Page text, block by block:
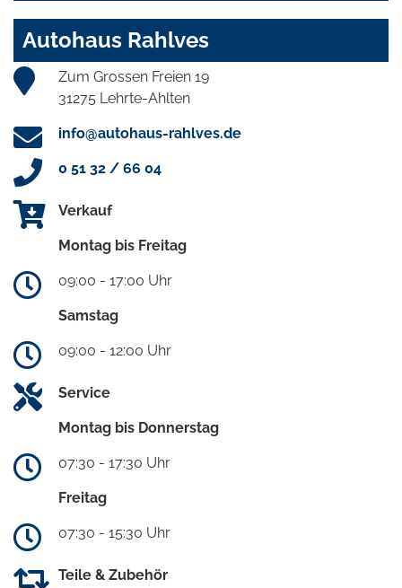
Autohaus Rahlves
Zum Grossen Freien 19
31275 Lehrte-Ahlten
info@autohaus-rahlves.de
0 51 32 / 66 04
Verkauf
Montag bis Freitag
09:00 - 17:00 Uhr
Samstag
09:00 - 12:00 Uhr
Service
Montag bis Donnerstag
07:30 - 17:30 Uhr
Freitag
07:30 - 15:30 Uhr
Teile & Zubehör